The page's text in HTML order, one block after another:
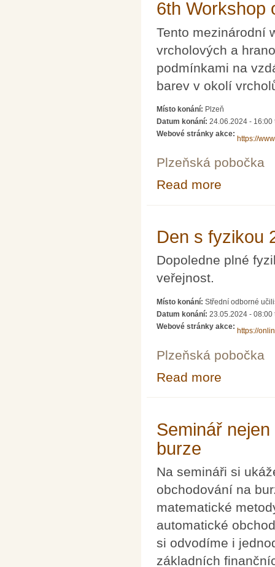
6th Workshop
Tento mezinárodní
vrcholových a
podmínkami na
barev v okolí
Místo konání: Plzeň
Datum konání: 24.06.2024 - 16:00
Webové stránky akce:
https://
Plzeňská pobočka
Read more
Den s fyzikou
Dopoledne plné
veřejnost.
Místo konání: Střední odborné
Datum konání: 23.05.2024 - 08:00
Webové stránky akce:
https://
Plzeňská pobočka
Read more
Seminář
burze
Na semináři si
obchodování na
matematické
automatické
si odvodíme i
základních